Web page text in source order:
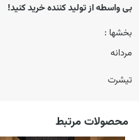
بی واسطه از تولید کننده خرید کنید!
بخشها :
مردانه
تیشرت
محصولات مرتبط